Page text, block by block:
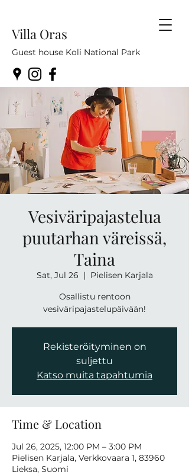
Villa Oras
Guest house Koli National Park
Vesiväripajastelua
puutarhan väreissä,
Taina
Sat, Jul 26
  |
Pielisen Karjala
Osallistu rentoon
vesiväripajastelupäivään!
Rekisteröityminen on
suljettu
Katso muita tapahtumia
Time & Location
Jul 26, 2025, 12:00 PM – 3:00 PM
Pielisen Karjala, Verkkovaara 1, 83960
Lieksa, Suomi